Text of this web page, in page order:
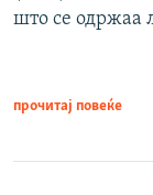
што се одржаа
прочитај повеќе